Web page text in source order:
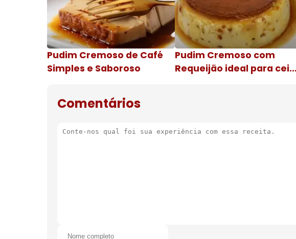
Pudim Cremoso de Café
Simples e Saboroso
Pudim Cremoso com
Requeijão ideal para ceia
Comentários